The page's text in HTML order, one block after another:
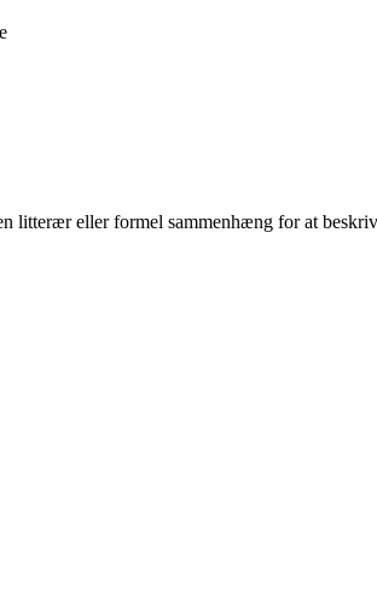
eller formel sammenhæng for at